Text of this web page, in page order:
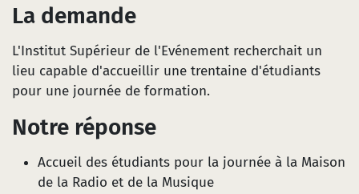
La demande
L'Institut Supérieur de l'Evénement recherchait un
lieu capable d'accueillir une trentaine d'étudiants
pour une journée de formation.
Notre réponse
Accueil des étudiants pour la journée à la Maison
de la Radio et de la Musique